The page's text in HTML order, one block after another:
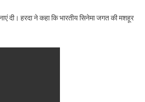
दी। हरदा ने कहा कि भारतीय सिनेमा जगत की मशहूर